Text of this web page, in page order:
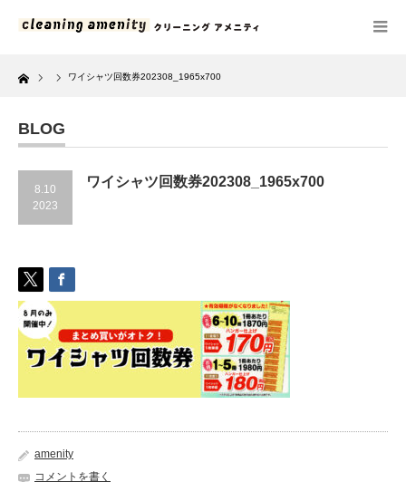
Home ワイシャツ回数券202308_1965x700
BLOG
8.10
2023
ワイシャツ回数券202308_1965x700
amenity
コメントを書く